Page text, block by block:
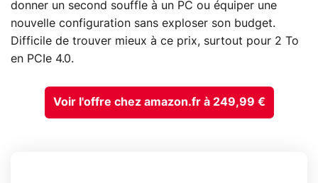
donner un second souffle à un PC ou équiper une
nouvelle configuration sans exploser son budget.
Difficile de trouver mieux à ce prix, surtout pour 2 To
en PCIe 4.0.
Voir l'offre chez amazon.fr à 249,99 €